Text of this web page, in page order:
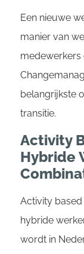
Een nieuwe
manier van
medewerkers
belangrijkste
transitie.
Activity
Hybride
Activity
hybride
wordt in